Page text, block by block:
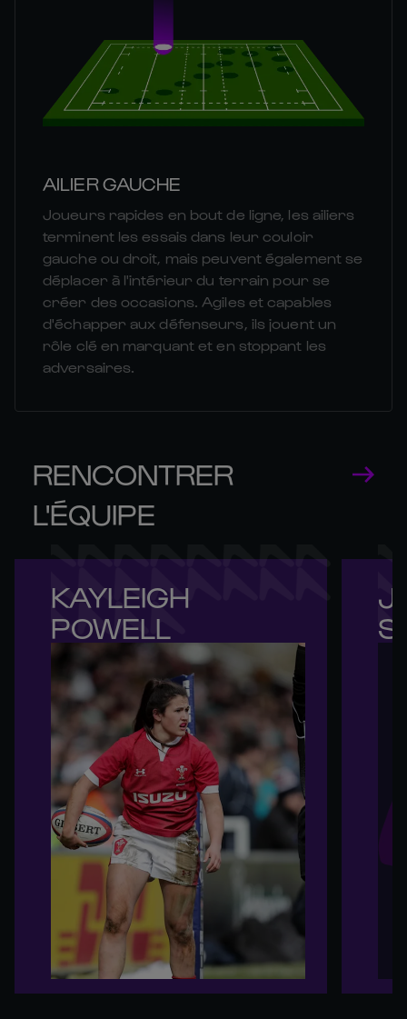
AILIER GAUCHE
Joueurs rapides en bout de ligne, les ailiers
terminent les essais dans leur couloir
gauche ou droit, mais peuvent également se
déplacer à l'intérieur du terrain pour se
créer des occasions. Agiles et capables
d'échapper aux défenseurs, ils jouent un
rôle clé en marquant et en stoppant les
adversaires.
RENCONTRER
L'ÉQUIPE
KAYLEIGH
POWELL